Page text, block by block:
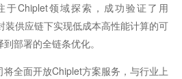
于Chiplet领域探索，成功验证了用
装供应链下实现低成本高性能计算的可
部署的全链条优化。
全面开放Chiplet方案服务，与行业上